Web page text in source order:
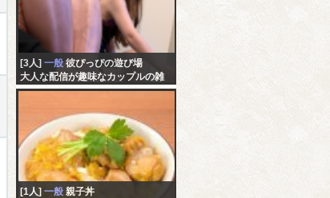
[3人] 一般 彼ぴっぴの遊び場
大人な配信が趣味なカップルの雑
談…
[1人] 一般 親子丼